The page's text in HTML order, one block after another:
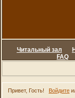
Читальный зал
FAQ
Привет, Гость! Войдите